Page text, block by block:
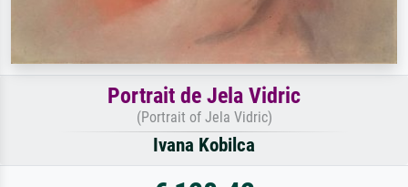
Portrait de Jela Vidric
(Portrait of Jela Vidric)
Ivana Kobilca